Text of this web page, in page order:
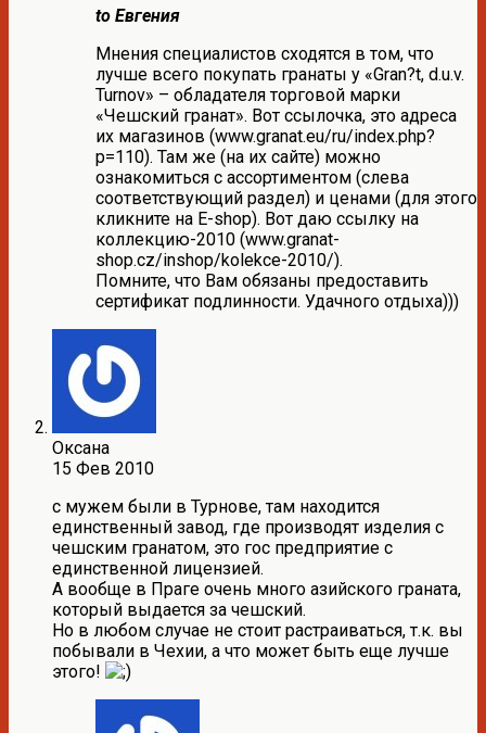
to Евгения
Мнения специалистов сходятся в том, что
лучше всего покупать гранаты у «Gran?t, d.u.v.
Turnov» – обладателя торговой марки
«Чешский гранат». Вот ссылочка, это адреса
их магазинов (www.granat.eu/ru/index.php?
p=110). Там же (на их сайте) можно
ознакомиться с ассортиментом (слева
соответствующий раздел) и ценами (для этого
кликните на E-shop). Вот даю ссылку на
коллекцию-2010 (www.granat-
shop.cz/inshop/kolekce-2010/).
Помните, что Вам обязаны предоставить
сертификат подлинности. Удачного отдыха)))
Оксана
15 Фев 2010
с мужем были в Турнове, там находится
единственный завод, где производят изделия с
чешским гранатом, это гос предприятие с
единственной лицензией.
А вообще в Праге очень много азийского граната,
который выдается за чешский.
Но в любом случае не стоит растраиваться, т.к. вы
побывали в Чехии, а что может быть еще лучше
этого!